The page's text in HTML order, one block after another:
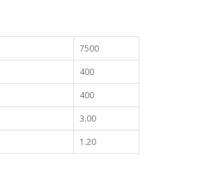
7500
400
400
3.00
1.20